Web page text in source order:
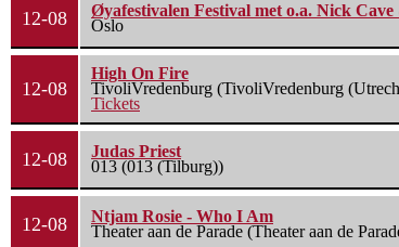
12-08
Øyafestivalen Festival met o.a. Nick Cave
Oslo
12-08
High On Fire
TivoliVredenburg (TivoliVredenburg
Tickets
12-08
Judas Priest
013 (013 (Tilburg))
12-08
Ntjam Rosie - Who I Am
Theater aan de Parade (Theater aan de